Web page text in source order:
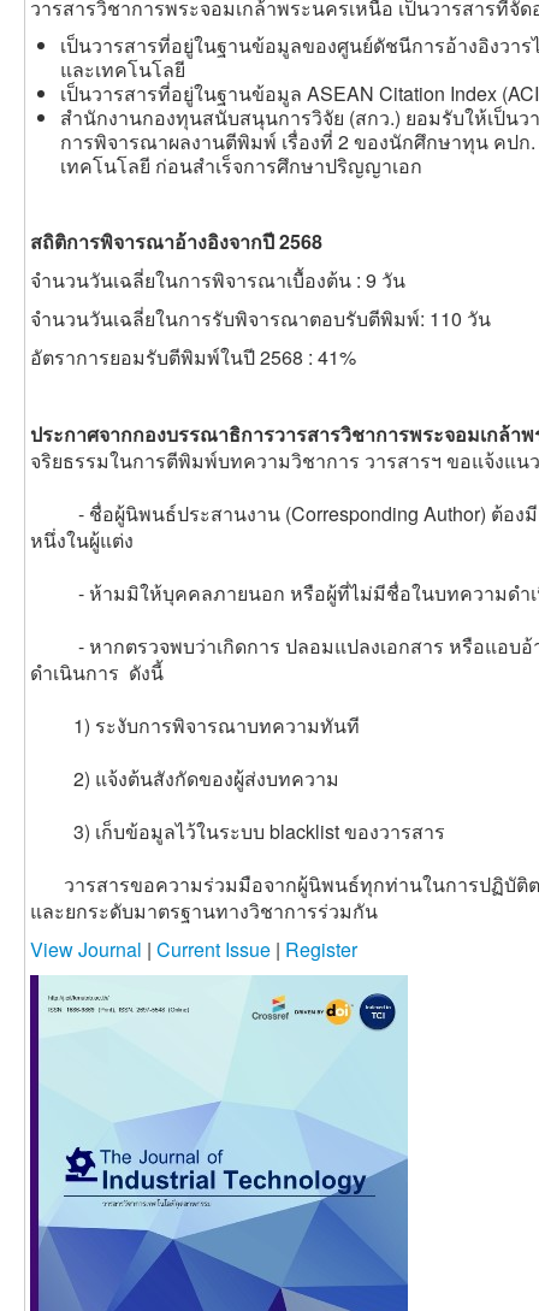
วารสารวิชาการพระจอมเกล้าพระนครเหนือ เป็นวารสารที่จั
เป็นวารสารที่อยู่ในฐานข้อมูลของศูนย์ดัชนีการอ้างอิงวา
และเทคโนโลยี
เป็นวารสารที่อยู่ในฐานข้อมูล ASEAN Citation Index
สำนักงานกองทุนสนับสนุนการวิจัย (สกว.) ยอมรับให้เป็น
การพิจารณาผลงานตีพิมพ์ เรื่องที่ 2 ของนักศึกษาทุน คป
เทคโนโลยี ก่อนสำเร็จการศึกษาปริญญาเอก
สถิติการพิจารณาอ้างอิงจากปี 2568
จำนวนวันเฉลี่ยในการพิจารณาเบื้องต้น : 9 วัน
จำนวนวันเฉลี่ยในการรับพิจารณาตอบรับตีพิมพ์: 110 วัน
อัตราการยอมรับตีพิมพ์ในปี 2568 : 41%
ประกาศจากกองบรรณาธิการวารสารวิชาการพระจอมเกล้า
จริยธรรมในการตีพิมพ์บทความวิชาการ วารสารฯ ขอแจ้งแ
- ชื่อผู้นิพนธ์ประสานงาน (Corresponding Author) ต้อง
หนึ่งในผู้แต่ง
- ห้ามมิให้บุคคลภายนอก หรือผู้ที่ไม่มีชื่อในบทความดำเ
- หากตรวจพบว่าเกิดการ ปลอมแปลงเอกสาร หรือแอบอ้
ดำเนินการ ดังนี้
1) ระงับการพิจารณาบทความทันที
2) แจ้งต้นสังกัดของผู้ส่งบทความ
3) เก็บข้อมูลไว้ในระบบ blacklist ของวารสาร
วารสารขอความร่วมมือจากผู้นิพนธ์ทุกท่านในการปฏิบัติ
และยกระดับมาตรฐานทางวิชาการร่วมกัน
View Journal | Current Issue | Register